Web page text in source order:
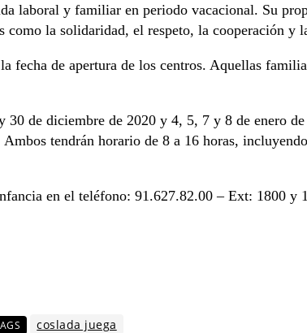
laboral y familiar en periodo vacacional. Su
la solidaridad, el respeto, la cooperación y
fecha de apertura de los centros. Aquellas
de diciembre de 2020 y 4, 5, 7 y 8 de enero
tendrán horario de 8 a 16 horas,
en el teléfono: 91.627.82.00 – Ext: 1800 y
coslada juega